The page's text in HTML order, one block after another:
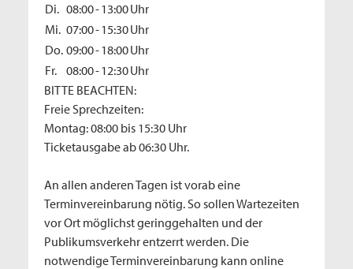
Di. 08:00-13:00Uhr
Mi. 07:00-15:30Uhr
Do. 09:00-18:00Uhr
Fr. 08:00-12:30Uhr
BITTE BEACHTEN:
Freie Sprechzeiten:
Montag: 08:00 bis 15:30 Uhr
Ticketausgabe ab 06:30 Uhr.
An allen anderen Tagen ist vorab eine
Terminvereinbarung nötig. So sollen Wartezeiten
vor Ort möglichst geringgehalten und der
Publikumsverkehr entzerrt werden. Die
notwendige Terminvereinbarung kann online